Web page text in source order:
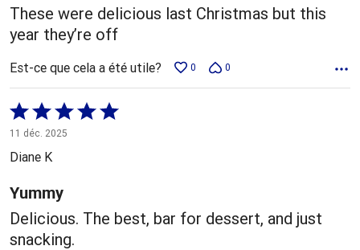
These were delicious last Christmas but this
year they’re off
Est-ce que cela a été utile? 0 0
Coté
5 sur
5
11 déc. 2025
Diane K
Yummy
Delicious. The best, bar for dessert, and just
snacking.